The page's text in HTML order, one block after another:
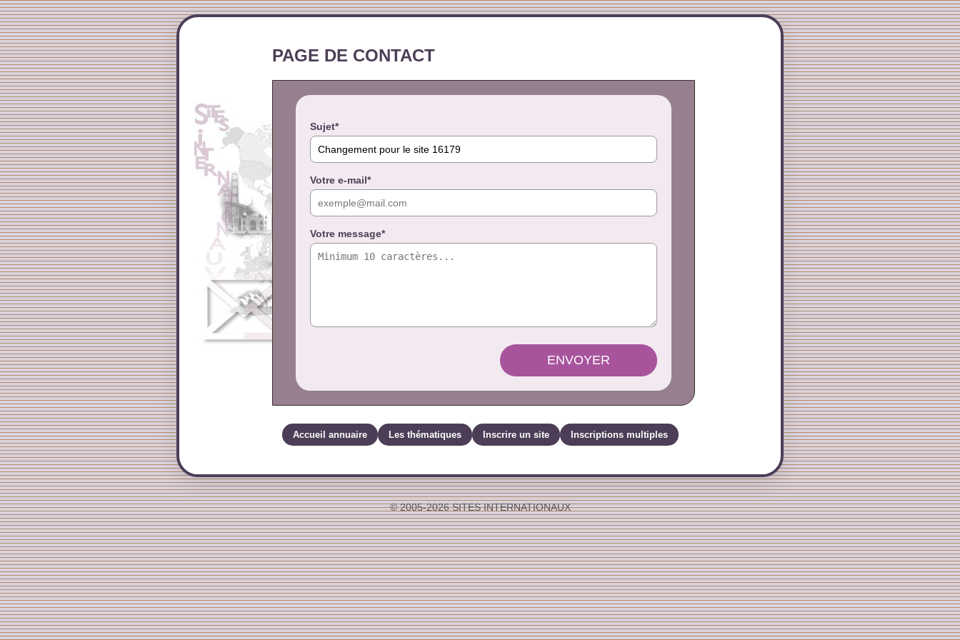
PAGE DE CONTACT
Sujet*
Votre e-mail*
Votre message*
ENVOYER
Accueil annuaire Les thématiques Inscrire un site Inscriptions multiples
© 2005-2026 SITES INTERNATIONAUX